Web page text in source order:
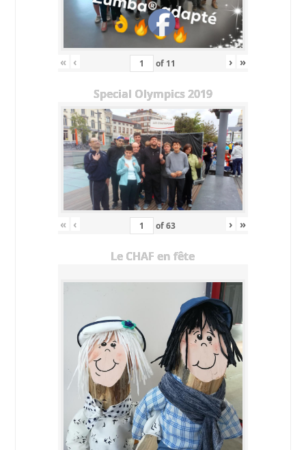
« ‹ of 11 › »
Special Olympics 2019
« ‹ of63 › »
Le CHAF en fête